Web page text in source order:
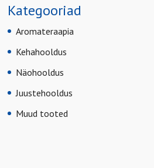
Kategooriad
Aromateraapia
Kehahooldus
Näohooldus
Juustehooldus
Muud tooted